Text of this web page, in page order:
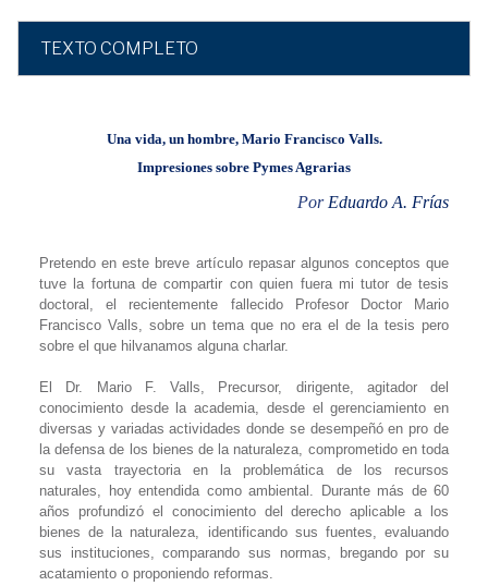
TEXTO COMPLETO
Una vida, un hombre, Mario Francisco Valls.
Impresiones sobre Pymes Agrarias
Por Eduardo A. Frías
Pretendo en este breve artículo repasar algunos conceptos que
tuve la fortuna de compartir con quien fuera mi tutor de tesis
doctoral, el recientemente fallecido Profesor Doctor Mario
Francisco Valls, sobre un tema que no era el de la tesis pero
sobre el que hilvanamos alguna charlar.
El Dr. Mario F. Valls, Precursor, dirigente, agitador del
conocimiento desde la academia, desde el gerenciamiento en
diversas y variadas actividades donde se desempeñó en pro de
la defensa de los bienes de la naturaleza, comprometido en toda
su vasta trayectoria en la problemática de los recursos
naturales, hoy entendida como ambiental. Durante más de 60
años profundizó el conocimiento del derecho aplicable a los
bienes de la naturaleza, identificando sus fuentes, evaluando
sus instituciones, comparando sus normas, bregando por su
acatamiento o proponiendo reformas.